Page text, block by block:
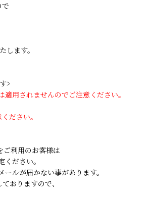
ます。
>
用されませんのでご注意ください。
ださい。
利用のお客様は
ださい。
ルが届かない事があります。
おりますので、